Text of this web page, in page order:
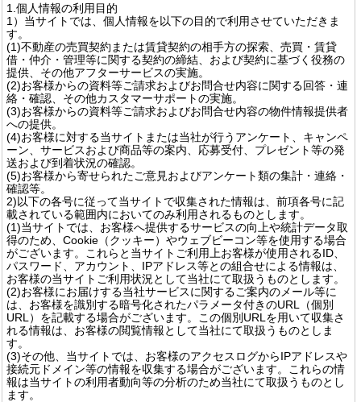
1.個人情報の利用目的
1）当サイトでは、個人情報を以下の目的で利用させていただきま
す。
(1)不動産の売買契約または賃貸契約の相手方の探索、売買・賃貸
借・仲介・管理等に関する契約の締結、および契約に基づく役務の
提供、その他アフターサービスの実施。
(2)お客様からの資料等ご請求およびお問合せ内容に関する回答・連
絡・確認、その他カスタマーサポートの実施。
(3)お客様からの資料等ご請求およびお問合せ内容の物件情報提供者
への提供。
(4)お客様に対する当サイトまたは当社が行うアンケート、キャンペ
ーン、サービスおよび商品等の案内、応募受付、プレゼント等の発
送および到着状況の確認。
(5)お客様から寄せられたご意見およびアンケート類の集計・連絡・
確認等。
2)以下の各号に従って当サイトで収集された情報は、前項各号に記
載されている範囲内においてのみ利用されるものとします。
(1)当サイトでは、お客様へ提供するサービスの向上や統計データ取
得のため、Cookie（クッキー）やウェブビーコン等を使用する場合
がございます。これらと当サイトご利用上お客様が使用されるID、
パスワード、アカウント、IPアドレス等との組合せによる情報は、
お客様の当サイトご利用状況として当社にて取扱うものとします。
(2)お客様にお届けする当社サービスに関するご案内のメール等に
は、お客様を識別する暗号化されたパラメータ付きのURL（個別
URL）を記載する場合がございます。この個別URLを用いて収集さ
れる情報は、お客様の閲覧情報として当社にて取扱うものとしま
す。
(3)その他、当サイトでは、お客様のアクセスログからIPアドレスや
接続元ドメイン等の情報を収集する場合がございます。これらの情
報は当サイトの利用者動向等の分析のため当社にて取扱うものとし
ます。